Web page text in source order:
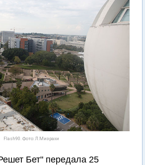
Flash90. Фото: Л.Мизрахи
Бет" передала 25